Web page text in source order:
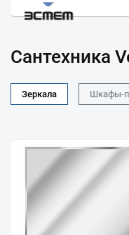
Сантехника
Зеркала Шкафы-